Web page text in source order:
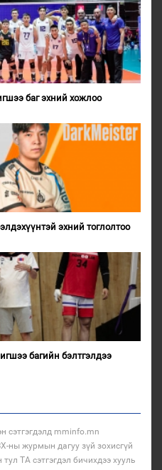
баг эхний хожлоо
эхний тоглолтоо
багийн бэлтгэлдээ
сэтгэгдэлд mminfo.mn
ны журмын дагуу зүй зохисгүй
ТА сэтгэгдэл бичихдээ хууль